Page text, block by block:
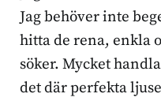
Jag behöver inte
hitta de rena, enkla
söker. Mycket
det där perfekta